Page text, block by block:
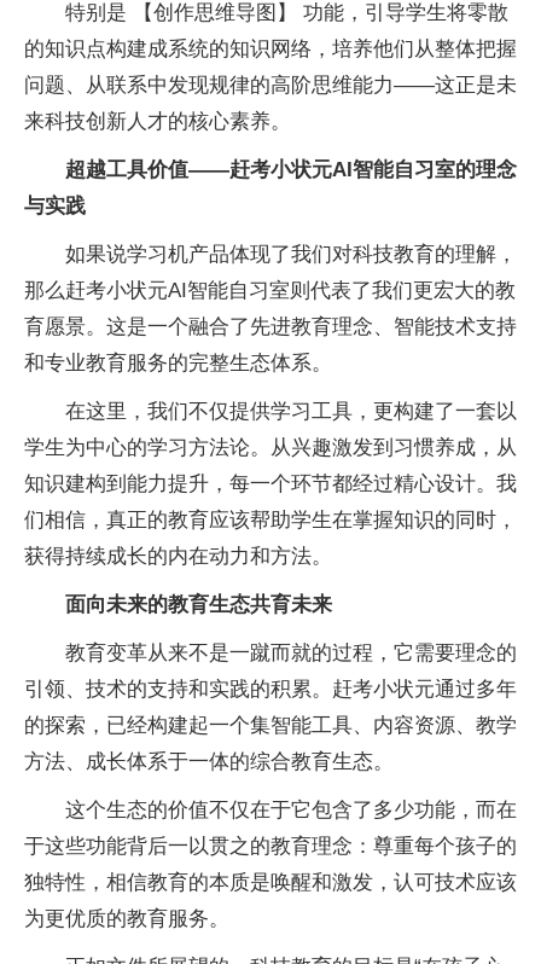
特别是 【创作思维导图】 功能，引导学生将零散
的知识点构建成系统的知识网络，培养他们从整体把握
问题、从联系中发现规律的高阶思维能力——这正是未
来科技创新人才的核心素养。
超越工具价值——赶考小状元AI智能自习室的理念
与实践
如果说学习机产品体现了我们对科技教育的理解，
那么赶考小状元AI智能自习室则代表了我们更宏大的教
育愿景。这是一个融合了先进教育理念、智能技术支持
和专业教育服务的完整生态体系。
在这里，我们不仅提供学习工具，更构建了一套以
学生为中心的学习方法论。从兴趣激发到习惯养成，从
知识建构到能力提升，每一个环节都经过精心设计。我
们相信，真正的教育应该帮助学生在掌握知识的同时，
获得持续成长的内在动力和方法。
面向未来的教育生态共育未来
教育变革从来不是一蹴而就的过程，它需要理念的
引领、技术的支持和实践的积累。赶考小状元通过多年
的探索，已经构建起一个集智能工具、内容资源、教学
方法、成长体系于一体的综合教育生态。
这个生态的价值不仅在于它包含了多少功能，而在
于这些功能背后一以贯之的教育理念：尊重每个孩子的
独特性，相信教育的本质是唤醒和激发，认可技术应该
为更优质的教育服务。